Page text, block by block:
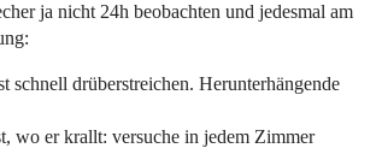
ja nicht 24h beobachten und jedesmal am
schnell drüberstreichen. Herunterhängende
wo er krallt: versuche in jedem Zimmer